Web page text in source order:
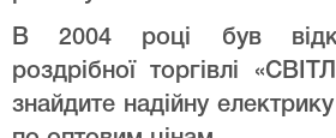
В 2004 році був
роздрібної торгівлі
знайдите надійну